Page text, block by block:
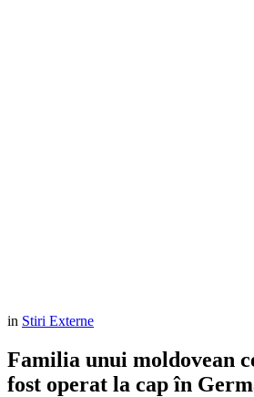
in Stiri Externe
Familia unui moldovean
fost operat la cap în